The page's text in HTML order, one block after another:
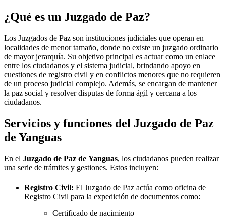
¿Qué es un Juzgado de Paz?
Los Juzgados de Paz son instituciones judiciales que operan en
localidades de menor tamaño, donde no existe un juzgado ordinario
de mayor jerarquía. Su objetivo principal es actuar como un enlace
entre los ciudadanos y el sistema judicial, brindando apoyo en
cuestiones de registro civil y en conflictos menores que no requieren
de un proceso judicial complejo. Además, se encargan de mantener
la paz social y resolver disputas de forma ágil y cercana a los
ciudadanos.
Servicios y funciones del Juzgado de Paz
de Yanguas
En el Juzgado de Paz de Yanguas, los ciudadanos pueden realizar
una serie de trámites y gestiones. Estos incluyen:
Registro Civil: El Juzgado de Paz actúa como oficina de
Registro Civil para la expedición de documentos como:
Certificado de nacimiento